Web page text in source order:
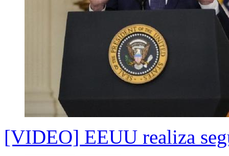
[VIDEO] EEUU realiza